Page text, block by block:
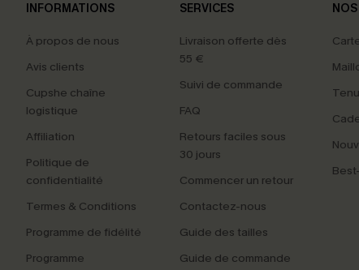
INFORMATIONS
À propos de nous
Avis clients
Cupshe chaîne
logistique
Affiliation
Politique de
confidentialité
Termes & Conditions
Programme de fidélité
Programme
SERVICES
Livraison offerte dès
55 €
Suivi de commande
FAQ
Retours faciles sous
30 jours
Commencer un retour
Contactez-nous
Guide des tailles
Guide de commande